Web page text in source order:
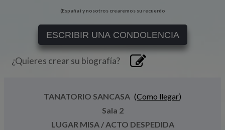
(España) y nosotros crearemos su recuerdo
ESCRIBIR UNA CONDOLENCIA
¿Quieres crear su biografía?
TANATORIO SANCASA (Como llegar)
Sala 2
LUGAR MISA / ACTO DESPEDIDA